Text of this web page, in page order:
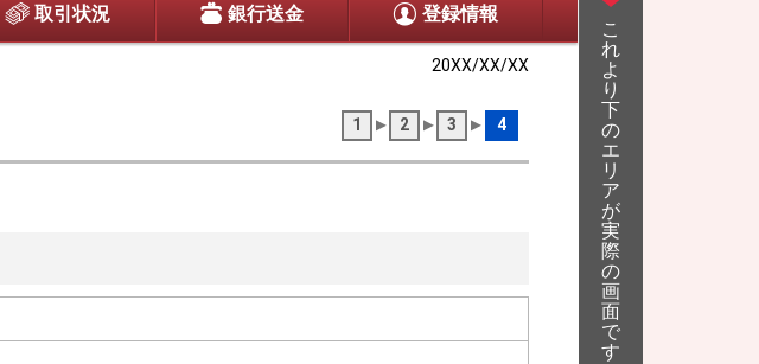
こ
れ
よ
り
下
の
エ
リ
ア
が
実
際
の
画
面
で
す
取引状況 銀行送金 登録情報
20XX/XX/XX
1 2 3 4